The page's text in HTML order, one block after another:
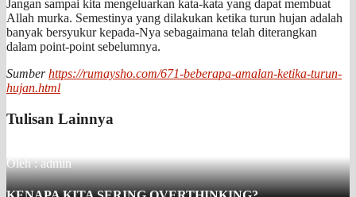
Jangan sampai kita mengeluarkan kata-kata yang dapat membuat
Allah murka. Semestinya yang dilakukan ketika turun hujan adalah
banyak bersyukur kepada-Nya sebagaimana telah diterangkan
dalam point-point sebelumnya.
Sumberhttps://rumaysho.com/671-beberapa-amalan-ketika-turun-
hujan.html
Tulisan Lainnya
Oleh : admin